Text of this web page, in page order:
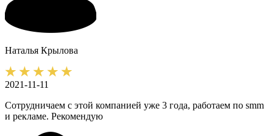
Наталья Крылова
2021-11-11
Сотрудничаем с этой компанией уже 3 года, работаем по smm
и рекламе. Рекомендую